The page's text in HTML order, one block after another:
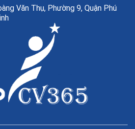
Văn Thụ, Phường 9, Quận Phú